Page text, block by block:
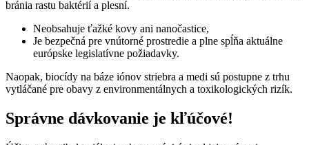
bránia rastu baktérií a plesní.
Neobsahuje ťažké kovy ani nanočastice,
Je bezpečná pre vnútorné prostredie a plne spĺňa aktuálne
európske legislatívne požiadavky.
Naopak, biocídy na báze iónov striebra a medi sú postupne z trhu
vytláčané pre obavy z environmentálnych a toxikologických rizík.
Správne dávkovanie je kľúčové!